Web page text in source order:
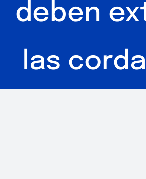
deben
las